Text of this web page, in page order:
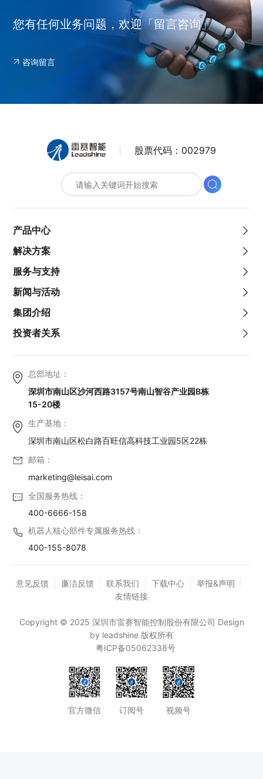
您有任何业务问题，欢迎「留言咨询」
咨询留言
股票代码： 002979
总部地址：
深圳市南山区沙河西路3157号南山智谷产业园B栋
15-20楼
生产基地：
深圳市南山区松白路百旺信高科技工业园5区22栋
邮箱：
marketing@leisai.com
全国服务热线：
400-6666-158
机器人核心部件专属服务热线：
400-155-8078
产品中心
解决方案
服务与支持
新闻与活动
集团介绍
投资者关系
意见反馈 廉洁反馈 联系我们 下载中心
举报&声明
友情链接
Copyright © 2025 深圳市雷赛智能控制股份有限公司 Design
by leadshine 版权所有
粤ICP备05062338号
官方微信 订阅号 视频号